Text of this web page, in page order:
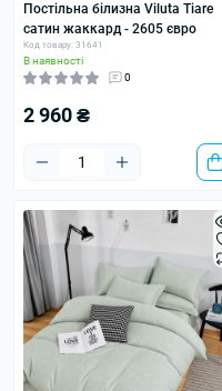
Постільна білизна Viluta Tiare
сатин жаккард - 2605 євро
Код товару: 31641
В наявності
0
2 960 ₴